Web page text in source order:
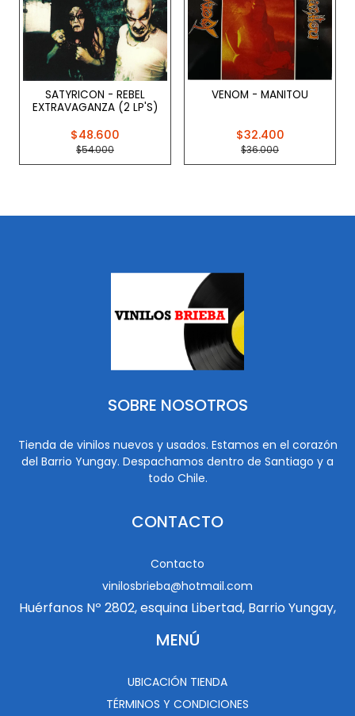
SATYRICON - REBEL
EXTRAVAGANZA (2 LP'S)
$48.600
$54.000
VENOM - MANITOU
$32.400
$36.000
SOBRE NOSOTROS
Tienda de vinilos nuevos y usados. Estamos en el corazón
del Barrio Yungay. Despachamos dentro de Santiago y a
todo Chile.
CONTACTO
Contacto
vinilosbrieba@hotmail.com
Huérfanos Nº 2802, esquina Libertad, Barrio Yungay,
MENÚ
UBICACIÓN TIENDA
TÉRMINOS Y CONDICIONES